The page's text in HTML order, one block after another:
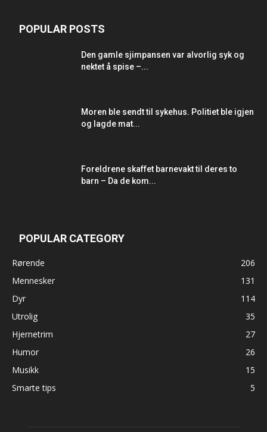
POPULAR POSTS
Den gamle sjimpansen var alvorlig syk og
nektet å spise –...
Moren ble sendt til sykehus. Politiet ble igjen
og lagde mat...
Foreldrene skaffet barnevakt til deres to
barn – Da de kom...
POPULAR CATEGORY
Rørende
206
Mennesker
131
Dyr
114
Utrolig
35
Hjernetrim
27
Humor
26
Musikk
15
Smarte tips
5